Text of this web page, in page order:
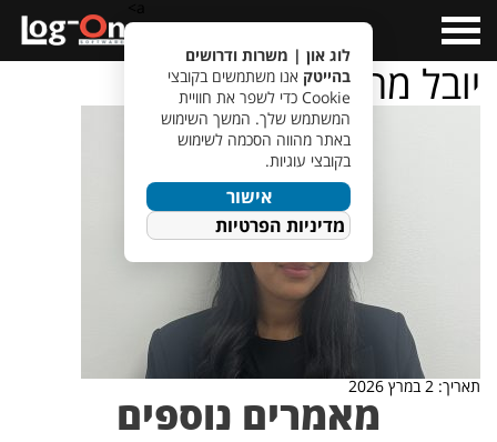
Menu
יובל מחפוד
תאריך: 2 במרץ 2026
מאמרים נוספים
לוג און | משרות ודרושים
בהייטק אנו משתמשים בקובצי
Cookie כדי לשפר את חוויית
המשתמש שלך. המשך השימוש
באתר מהווה הסכמה לשימוש
בקובצי עוגיות.
אישור
מדיניות הפרטיות